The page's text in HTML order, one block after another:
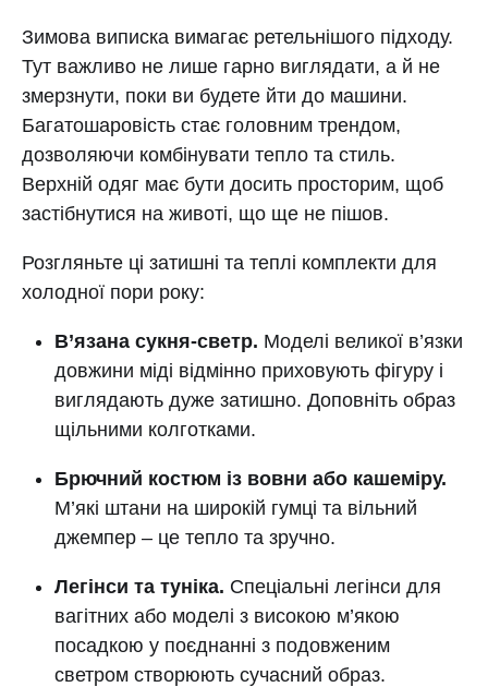
Зимова виписка вимагає ретельнішого підходу.
Тут важливо не лише гарно виглядати, а й не
змерзнути, поки ви будете йти до машини.
Багатошаровість стає головним трендом,
дозволяючи комбінувати тепло та стиль.
Верхній одяг має бути досить просторим, щоб
застібнутися на животі, що ще не пішов.
Розгляньте ці затишні та теплі комплекти для
холодної пори року:
В’язана сукня-светр. Моделі великої в’язки
довжини міді відмінно приховують фігуру і
виглядають дуже затишно. Доповніть образ
щільними колготками.
Брючний костюм із вовни або кашеміру.
М’які штани на широкій гумці та вільний
джемпер – це тепло та зручно.
Легінси та туніка. Спеціальні легінси для
вагітних або моделі з високою м’якою
посадкою у поєднанні з подовженим
светром створюють сучасний образ.